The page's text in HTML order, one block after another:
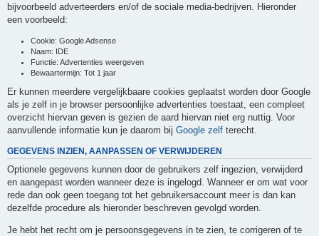
bijvoorbeeld adverteerders en/of de sociale media-bedrijven. Hieronder
een voorbeeld:
Cookie: Google Adsense
Naam: IDE
Functie: Advertenties weergeven
Bewaartermijn: Tot 1 jaar
Er kunnen meerdere vergelijkbaare cookies geplaatst worden door Google
als je zelf in je browser persoonlijke advertenties toestaat, een compleet
overzicht hiervan geven is gezien de aard hiervan niet erg nuttig. Voor
aanvullende informatie kun je daarom bij Google zelf terecht.
GEGEVENS INZIEN, AANPASSEN OF VERWIJDEREN
Optionele gegevens kunnen door de gebruikers zelf ingezien, verwijderd
en aangepast worden wanneer deze is ingelogd. Wanneer er om wat voor
rede dan ook geen toegang tot het gebruikersaccount meer is dan kan
dezelfde procedure als hieronder beschreven gevolgd worden.
Je hebt het recht om je persoonsgegevens in te zien, te corrigeren of te